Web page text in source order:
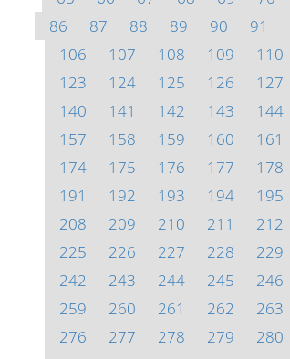
86
87 88 89 90 91
106
107 108 109 110
123
124 125 126 127
140
141 142 143 144
157
158 159 160 161
174
175 176 177 178
191
192 193 194 195
208
209 210 211 212
225
226 227 228 229
242
243 244 245 246
259
260 261 262 263
276
277 278 279 280